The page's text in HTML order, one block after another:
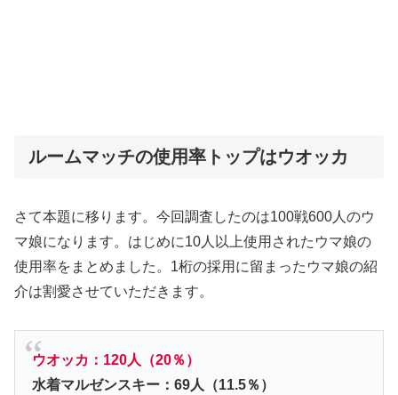
ルームマッチの使用率トップはウオッカ
さて本題に移ります。今回調査したのは100戦600人のウ
マ娘になります。はじめに10人以上使用されたウマ娘の
使用率をまとめました。1桁の採用に留まったウマ娘の紹
介は割愛させていただきます。
ウオッカ：120人（20％）
水着マルゼンスキー：69人（11.5％）